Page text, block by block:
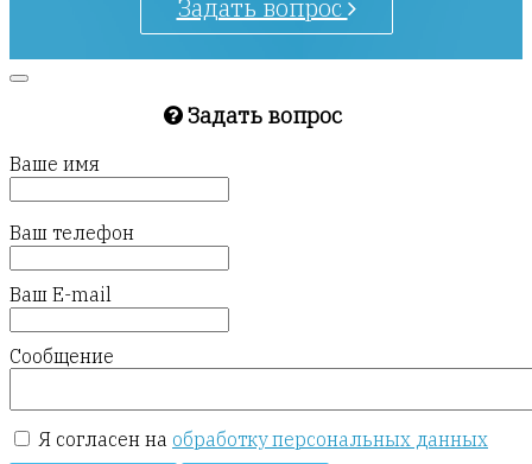
Задать вопрос
Задать вопрос
Ваше имя
Ваш телефон
Ваш E-mail
Сообщение
Я согласен на обработку персональных данных